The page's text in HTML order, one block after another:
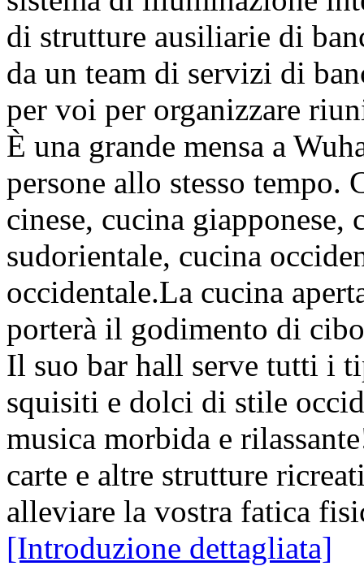
di strutture ausiliarie di
da un team di servizi di
per voi per organizzare
È una grande mensa a
persone allo stesso tempo.
cinese, cucina giapponese,
sudorientale, cucina
occidentale.La cucina
porterà il godimento di
Il suo bar hall serve tutti i
squisiti e dolci di stile
musica morbida e
carte e altre strutture
alleviare la vostra fatica
[Introduzione dettagliata]